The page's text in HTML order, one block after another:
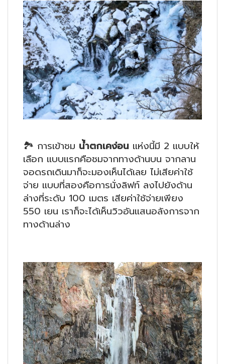
🏞 การเข้าชม น้ำตกเคง่อน แห่งนี้มี 2 แบบให้
เลือก แบบแรกคือชมจากทางด้านบน จากลาน
จอดรถเดินมาก็จะมองเห็นได้เลย ไม่เสียค่าใช้
จ่าย แบบที่สองคือการนั่งลิฟท์ ลงไปยังด้าน
ล่างที่ระดับ 100 เมตร เสียค่าใช้จ่ายเพียง
550 เยน เราก็จะได้เห็นวิวอันแสนอลังการจาก
ทางด้านล่าง